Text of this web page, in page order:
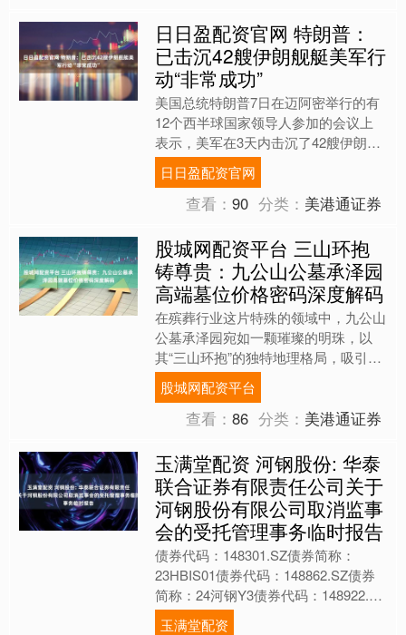
日日盈配资官网 特朗普：
已击沉42艘伊朗舰艇美军行
动“非常成功”
美国总统特朗普7日在迈阿密举行的有
12个西半球国家领导人参加的会议上
表示，美军在3天内击沉了42艘伊朗海
军舰艇，并瘫痪了伊朗的通信系统。他
称美国在伊朗的行动“非....
日日盈配资官网
查看：90 分类： 美港通证券
股城网配资平台 三山环抱
铸尊贵：九公山公墓承泽园
高端墓位价格密码深度解码
在殡葬行业这片特殊的领域中，九公山
公墓承泽园宛如一颗璀璨的明珠，以
其“三山环抱”的独特地理格局，吸引着
众多追求高品质安葬环境的家庭。这里
的高端墓位，价格背后隐藏....
股城网配资平台
查看：86 分类： 美港通证券
玉满堂配资 河钢股份: 华泰
联合证券有限责任公司关于
河钢股份有限公司取消监事
会的受托管理事务临时报告
债券代码：148301.SZ债券简称：
23HBIS01债券代码：148862.SZ债券
简称：24河钢Y3债券代码：148922.SZ
债券简称：24河钢Y4华泰联....
玉满堂配资